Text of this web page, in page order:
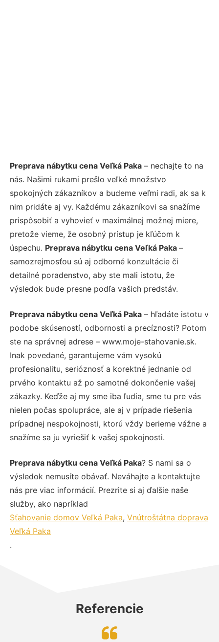
Preprava nábytku cena Veľká Paka – nechajte to na
nás. Našimi rukami prešlo veľké množstvo
spokojných zákazníkov a budeme veľmi radi, ak sa k
nim pridáte aj vy. Každému zákazníkovi sa snažíme
prispôsobiť a vyhovieť v maximálnej možnej miere,
pretože vieme, že osobný prístup je kľúčom k
úspechu. Preprava nábytku cena Veľká Paka –
samozrejmosťou sú aj odborné konzultácie či
detailné poradenstvo, aby ste mali istotu, že
výsledok bude presne podľa vašich predstáv.
Preprava nábytku cena Veľká Paka – hľadáte istotu v
podobe skúseností, odbornosti a precíznosti? Potom
ste na správnej adrese – www.moje-stahovanie.sk.
Inak povedané, garantujeme vám vysokú
profesionalitu, serióznosť a korektné jednanie od
prvého kontaktu až po samotné dokončenie vašej
zákazky. Keďže aj my sme iba ľudia, sme tu pre vás
nielen počas spolupráce, ale aj v prípade riešenia
prípadnej nespokojnosti, ktorú vždy berieme vážne a
snažíme sa ju vyriešiť k vašej spokojnosti.
Preprava nábytku cena Veľká Paka? S nami sa o
výsledok nemusíte obávať. Neváhajte a kontaktujte
nás pre viac informácií. Prezrite si aj ďalšie naše
služby, ako napríklad
Sťahovanie domov Veľká Paka, Vnútroštátna doprava
Veľká Paka
.
Referencie